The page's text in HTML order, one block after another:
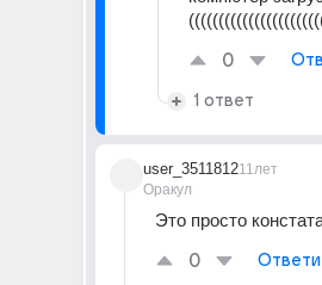
0
1 ответ
user_3511812
Оракул
11лет
Это просто
0